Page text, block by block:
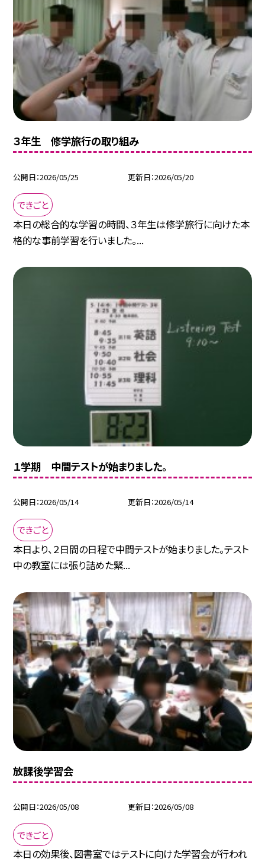
３年生 修学旅行の取り組み
公開日 2026/05/25 更新日 2026/05/20
できごと
本日の総合的な学習の時間、３年生は修学旅行に向けた本
格的な事前学習を行いました。...
１学期 中間テストが始まりました。
公開日 2026/05/14 更新日 2026/05/14
できごと
本日より、２日間の日程で中間テストが始まりました。テスト
中の教室には張り詰めた緊...
放課後学習会
公開日 2026/05/08 更新日 2026/05/08
できごと
本日の効果後、図書室ではテストに向けた学習会が行われ